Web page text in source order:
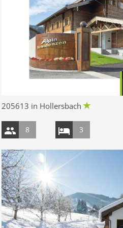
205613 in Hollersbach
8 3